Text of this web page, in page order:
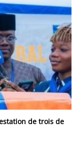
de trois de